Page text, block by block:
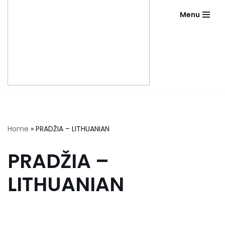
Menu
Home » PRADŽIA – LITHUANIAN
PRADŽIA –
LITHUANIAN